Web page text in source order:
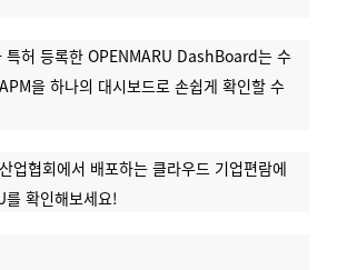
특허 등록한 OPENMARU DashBoard는 수
을 하나의 대시보드로 손쉽게 확인할 수
업협회에서 배포하는 클라우드 기업편람에
를 확인해보세요!